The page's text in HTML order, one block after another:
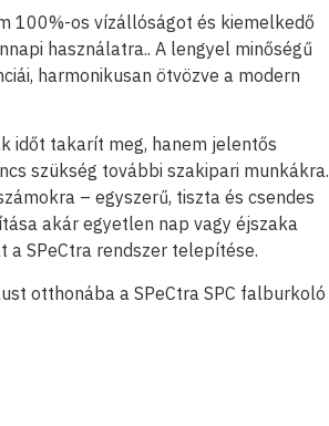
100%-os vízállóságot és kiemelkedő
használatra.. A lengyel minőségű
harmonikusan ötvözve a modern
időt takarít meg, hanem jelentős
szükség további szakipari munkákra.
– egyszerű, tiszta és csendes
akár egyetlen nap vagy éjszaka
SPeCtra rendszer telepítése.
otthonába a SPeCtra SPC falburkoló